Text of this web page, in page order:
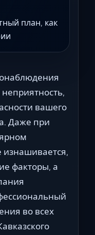
план, как
вашего
Даже при
факторы, а
во всех